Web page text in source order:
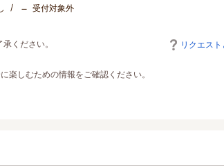
－ 受付対象外
ください。
リクエス
楽しむための情報をご確認ください。